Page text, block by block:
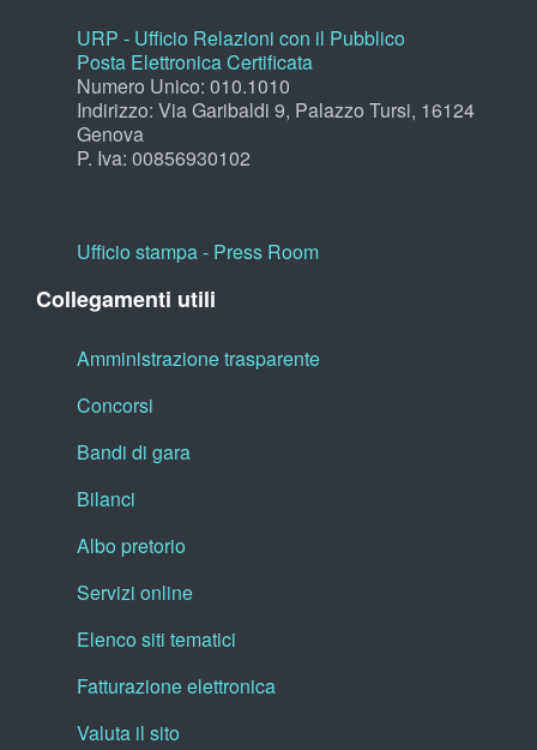
URP - Ufficio Relazioni con il Pubblico
Posta Elettronica Certificata
Numero Unico: 010.1010
Indirizzo: Via Garibaldi 9, Palazzo Tursi, 16124
Genova
P. Iva: 00856930102
Ufficio stampa - Press Room
Collegamenti utili
Amministrazione trasparente
Concorsi
Bandi di gara
Bilanci
Albo pretorio
Servizi online
Elenco siti tematici
Fatturazione elettronica
Valuta il sito